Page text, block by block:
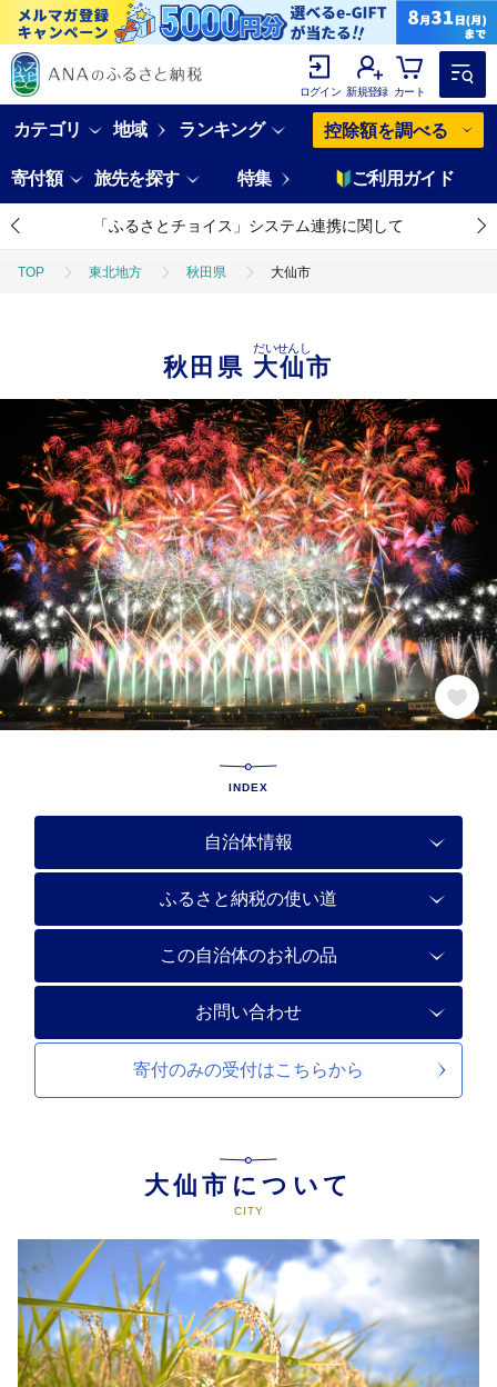
ログイン 新規登録 カート
カテゴリ 地域 ランキング 控除額を調べる
寄付額 旅先を探す 特集 ご利用ガイド
「ふるさとチョイス」システム連携に関して
TOP 東北地方 秋田県 大仙市
秋田県 大仙市
だいせんし
INDEX
自治体情報
ふるさと納税の使い道
この自治体のお礼の品
お問い合わせ
寄付のみの受付はこちらから
大仙市について